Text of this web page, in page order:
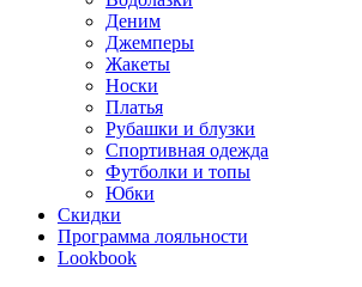
Деним
Джемперы
Жакеты
Носки
Платья
Рубашки и блузки
Спортивная одежда
Футболки и топы
Юбки
Скидки
Программа лояльности
Lookbook